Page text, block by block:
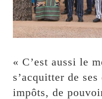
« C’est aussi le
s’acquitter de
impôts, de